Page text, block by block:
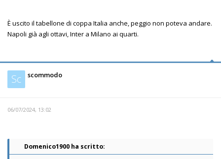
È uscito il tabellone di coppa Italia anche, peggio non poteva andare.
Napoli già agli ottavi, Inter a Milano ai quarti.
Sc scommodo
06/07/2024, 13:02
Domenico1900 ha scritto: